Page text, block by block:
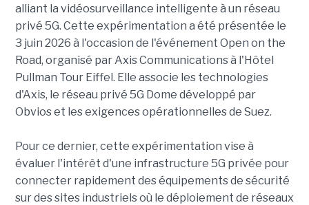
alliant la vidéosurveillance intelligente à un réseau
privé 5G. Cette expérimentation a été présentée le
3 juin 2026 à l'occasion de l'événement Open on the
Road, organisé par Axis Communications à l'Hôtel
Pullman Tour Eiffel. Elle associe les technologies
d'Axis, le réseau privé 5G Dome développé par
Obvios et les exigences opérationnelles de Suez.
Pour ce dernier, cette expérimentation vise à
évaluer l'intérêt d'une infrastructure 5G privée pour
connecter rapidement des équipements de sécurité
sur des sites industriels où le déploiement de réseaux